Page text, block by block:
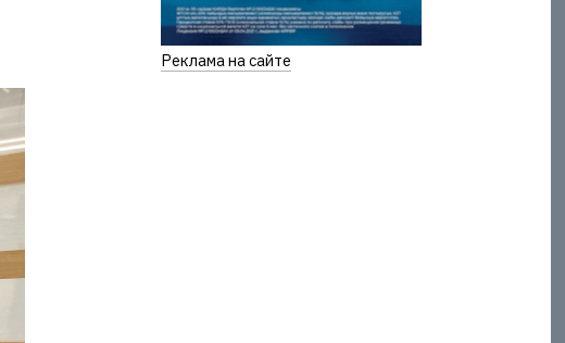
Реклама на сайте